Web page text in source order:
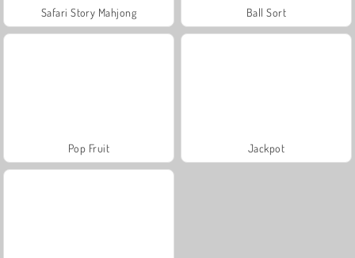
Safari Story Mahjong Ball Sort
Pop Fruit Jackpot